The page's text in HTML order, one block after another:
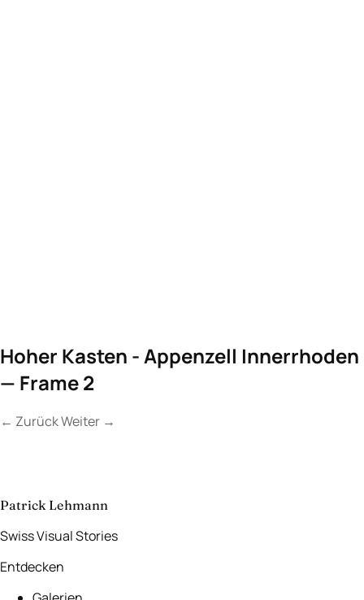
Hoher Kasten - Appenzell Innerrhoden
— Frame 2
← ZurückWeiter →
aufnehmen→
Patrick Lehmann
Swiss Visual Stories
Entdecken